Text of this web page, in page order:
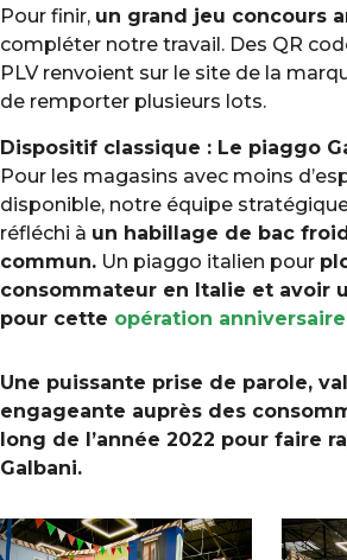
Pour finir, un grand jeu concours
compléter notre travail. Des QR
PLV renvoient sur le site de la
de remporter plusieurs lots.
Dispositif classique : Le piaggo
Pour les magasins avec moins
disponible, notre équipe
réfléchi à un habillage de bac
commun. Un piaggo italien pour
consommateur en Italie et avoir
pour cette opération anniversaire
Une puissante prise de parole,
engageante auprès des
long de l’année 2022 pour faire
Galbani.